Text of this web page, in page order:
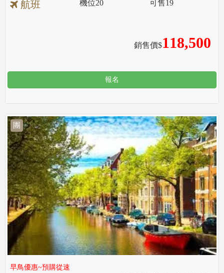
航班
銷售價$118,500
機位20 可售19
報名
團
早鳥優惠~預購從速